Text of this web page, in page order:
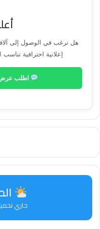
هل ترغب في الوصول إلى آلاف
إعلانية احترافية
اطلب عرض
جاري